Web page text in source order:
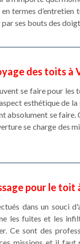
termes
ses bouts des
des toits à
se faire pour les
esthétique de
absolument se
se charge des
pour le toit
dans un souci
les fuites et les
Ce sont des